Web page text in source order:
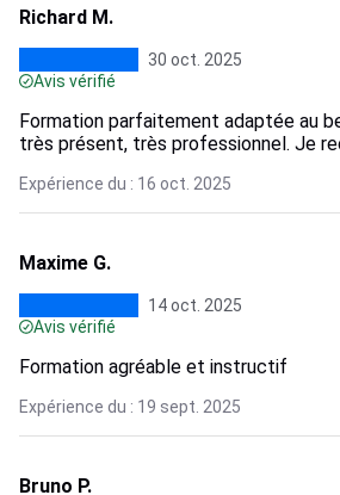
Richard M.
30 oct. 2025
Avis vérifié
Formation parfaitement adaptée au
très présent, très professionnel. Je
Expérience du : 16 oct. 2025
Maxime G.
14 oct. 2025
Avis vérifié
Formation agréable et instructif
Expérience du : 19 sept. 2025
Bruno P.